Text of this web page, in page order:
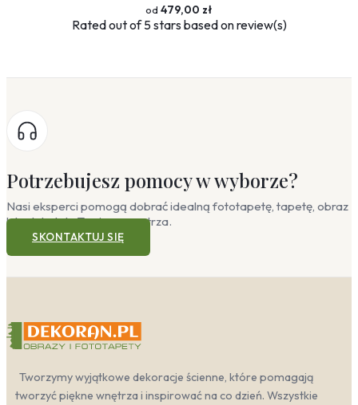
479,00 zł
Ratedout of 5 stars based onreview(s)
Potrzebujesz pomocy w wyborze?
Nasi eksperci pomogą dobrać idealną fototapetę, tapetę, obraz
lub plakat do Twojego wnętrza.
SKONTAKTUJ SIĘ
Tworzymy wyjątkowe dekoracje ścienne, które pomagają
tworzyć piękne wnętrza i inspirować na co dzień. Wszystkie